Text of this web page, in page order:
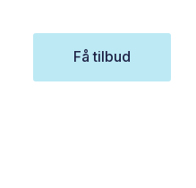
Få tilbud